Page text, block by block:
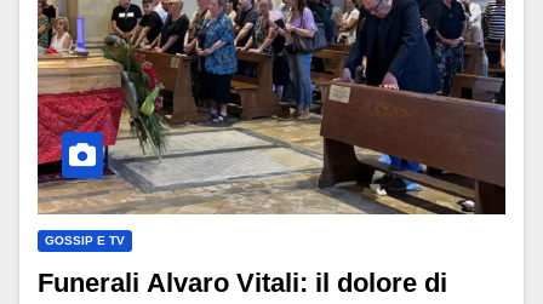
GOSSIP E TV
Funerali Alvaro Vitali: il dolore di